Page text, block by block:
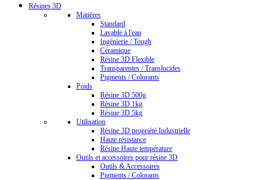
Résines 3D
Matières
Standard
Lavable à l'eau
Ingénierie / Tough
Céramique
Résine 3D Flexible
Transparentes / Translucides
Pigments / Colorants
Poids
Résine 3D 500g
Résine 3D 1kg
Résine 3D 5kg
Utilisation
Résine 3D propriété Industrielle
Haute résistance
Résine Haute température
Outils et accessoires pour résine 3D
Outils & Accessoires
Pigments / Colorants